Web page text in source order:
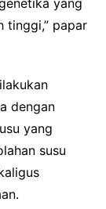
tinggi,” papar
dengan
yang
susu